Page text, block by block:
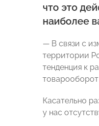
что это
наиболее
— В связи с
территории
тенденция к
Касательно
у нас